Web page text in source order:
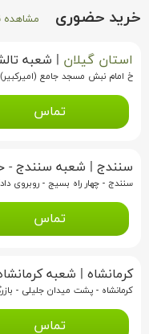
خرید حضوری مشاهده
استان گیلان | شعبه
خ امام نبش مسجد جامع
تماس
سنندج | شعبه سنندج -
سنندج - چهار راه بسیج - روبروی
تماس
کرمانشاه | شعبه
کرمانشاه - پشت میدان جلیلی -
تماس